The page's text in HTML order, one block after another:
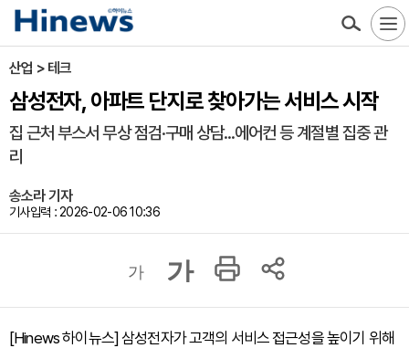
산업 > 테크
삼성전자, 아파트 단지로 찾아가는 서비스 시작
집 근처 부스서 무상 점검·구매 상담...에어컨 등 계절별 집중 관
리
송소라 기자
기사입력 : 2026-02-06 10:36
가 가
[Hinews 하이뉴스] 삼성전자가 고객의 서비스 접근성을 높이기 위해